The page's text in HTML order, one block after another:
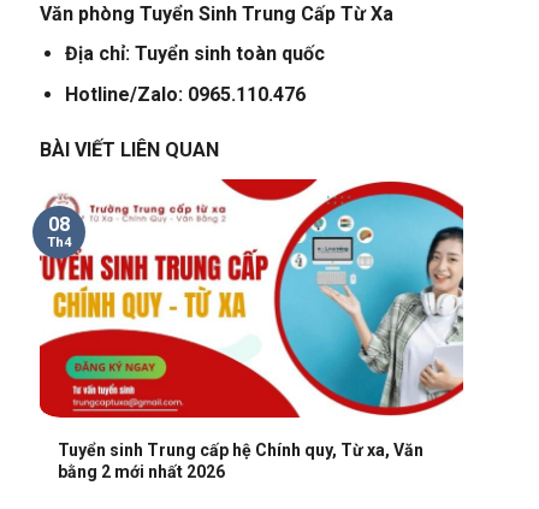
Văn phòng Tuyển Sinh Trung Cấp Từ Xa
Địa chỉ: Tuyển sinh toàn quốc
Hotline/Zalo: 0965.110.476
BÀI VIẾT LIÊN QUAN
Tuyển sinh Trung cấp hệ Chính quy, Từ xa, Văn
bằng 2 mới nhất 2026
08
Th4